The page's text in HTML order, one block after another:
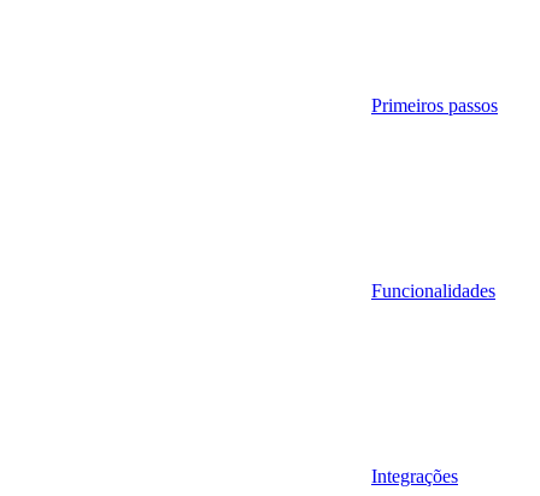
Primeiros passos
Funcionalidades
Integrações